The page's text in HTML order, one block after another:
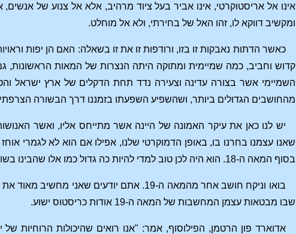
אינו אל אריסטוקרטי, אינו אביר בעל ציוד מרהיב, אלא אל צנוע של
ומקשיב דווקא לו, זהו האל של בחירתי, ולא אל מוחלט.
כאשר הדתות נאבקות זו בזו, ורודפות זו את זו בשאלה: האם הן יפות
קדוש וחביב, כמה שמיימית ומתוקה היתה הנצרות של המאות הראשונות,
השמיימי אשר בצורה עדינה וצעירה נדד תחת הדקלים של ארץ ישראל
מהחושבים הגדולים ביותר, ושהשפיע השפעתו בזמננו דרך הבשורה
יש לנו כאן את עיקר האמונה של היינה אשר מתייחס אליו, ואשר
שאנו עצמנו בחרנו בו, באופן הדמוקרטי שלנו, אפילו אם הוא לא לגמרי
בסוף המאה ה-18. הוא היה לכן טוב למדי להיות כה גדול כמו אלו שהבינו בשורה זו.
בואו וניקח חושב אחר מהמאה ה-19. אתם
שבו מבטאות עצמן המחשבות של המאה ה-19 אודות כריסטוס ישוע.
אדוארד פון הרטמן, הפילוסוף, אמר: "אנו רואים שהיכולות הרוחיות